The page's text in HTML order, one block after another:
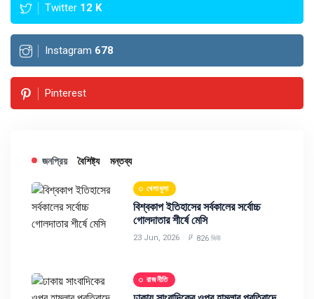
Twitter 12 K
Instagram 678
Pinterest
জনপ্রিয় বৈশিষ্ট্য মন্তব্য
খেলাধুলা
বিশ্বকাপ ইতিহাসের সর্বকালের সর্বোচ্চ
গোলদাতার শীর্ষে মেসি
23 Jun, 2026 826 ভিউ
রাজনীতি